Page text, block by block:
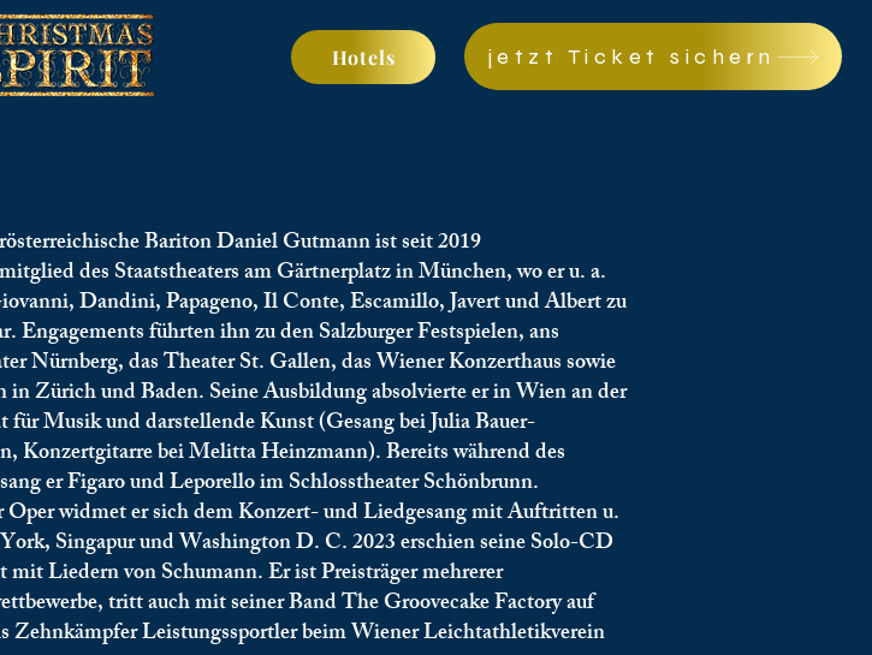
Hotels jetzt Ticket sichern
Bariton Daniel Gutmann ist seit 2019
des Staatstheaters am Gärtnerplatz in München, wo er u. a.
Dandini, Papageno, Il Conte, Escamillo, Javert und Albert zu
Engagements führten ihn zu den Salzburger Festspielen, ans
Nürnberg, das Theater St. Gallen, das Wiener Konzerthaus sowie
in Zürich und Baden. Seine Ausbildung absolvierte er in Wien an der
für Musik und darstellende Kunst (Gesang bei Julia Bauer-
Konzertgitarre bei Melitta Heinzmann). Bereits während des
er Figaro und Leporello im Schlosstheater Schönbrunn.
Oper widmet er sich dem Konzert- und Liedgesang mit Auftritten u.
Singapur und Washington D. C. 2023 erschien seine Solo-CD
Liedern von Schumann. Er ist Preisträger mehrerer
tritt auch mit seiner Band The Groovecake Factory auf
Zehnkämpfer Leistungssportler beim Wiener Leichtathletikverein